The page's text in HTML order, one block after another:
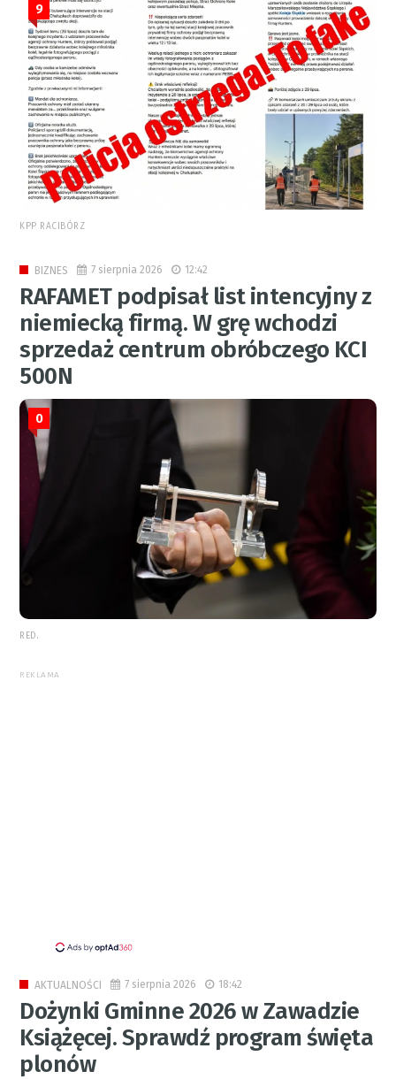
9
KPP RACIBÓRZ
BIZNES 7 sierpnia 2026 12:42
RAFAMET podpisał list intencyjny z
niemiecką firmą. W grę wchodzi
sprzedaż centrum obróbczego KCI
500N
0
RED.
REKLAMA
AKTUALNOŚCI 7 sierpnia 2026 18:42
Dożynki Gminne 2026 w Zawadzie
Książęcej. Sprawdź program święta
plonów